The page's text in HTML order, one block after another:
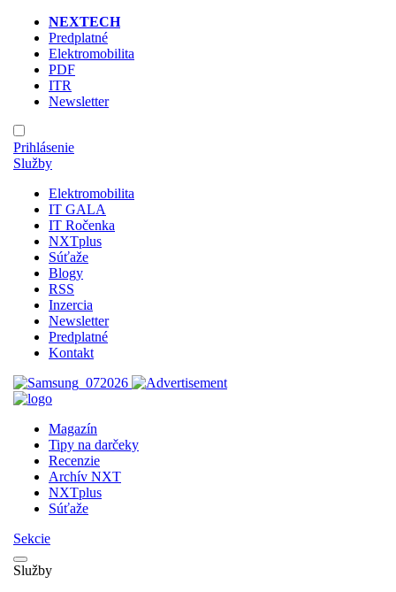
NEXTECH
Predplatné
Elektromobilita
PDF
ITR
Newsletter
Prihlásenie
Služby
Elektromobilita
IT GALA
IT Ročenka
NXTplus
Súťaže
Blogy
RSS
Inzercia
Newsletter
Predplatné
Kontakt
Magazín
Tipy na darčeky
Recenzie
Archív NXT
NXTplus
Súťaže
Sekcie
Služby